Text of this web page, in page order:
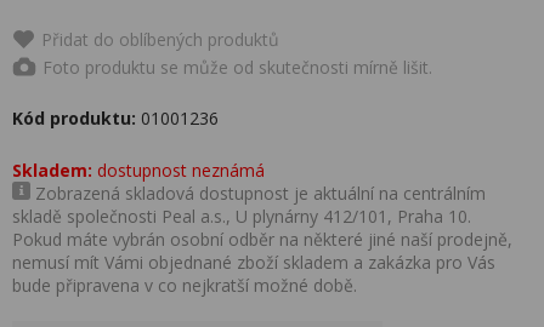
Přidat do oblíbených produktů
Foto produktu se může od skutečnosti mírně lišit.
Kód produktu: 01001236
Skladem: dostupnost neznámá
Zobrazená skladová dostupnost je aktuální na centrálním
skladě společnosti Peal a.s., U plynárny 412/101, Praha 10.
Pokud máte vybrán osobní odběr na některé jiné naší prodejně,
nemusí mít Vámi objednané zboží skladem a zakázka pro Vás
bude připravena v co nejkratší možné době.